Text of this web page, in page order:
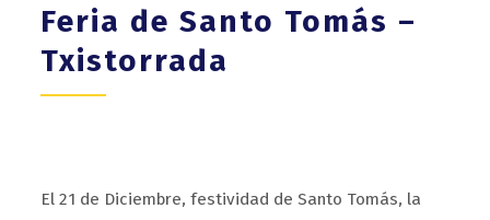
Feria de Santo Tomás –
Txistorrada
El 21 de Diciembre, festividad de Santo Tomás, la